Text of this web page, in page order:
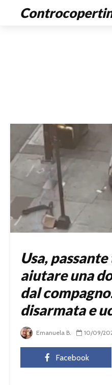
Usa,
aiutare una
dal
disarmata e
Emanuela B. 10/09/
Facebook